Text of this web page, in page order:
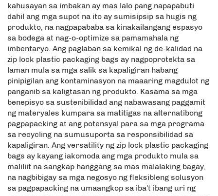
kahusayan sa imbakan ay mas lalo pang napapabuti
dahil ang mga supot na ito ay sumisipsip sa hugis ng
produkto, na nagpapababa sa kinakailangang espasyo
sa bodega at nag-o-optimize sa pamamahala ng
imbentaryo. Ang paglaban sa kemikal ng de-kalidad na
zip lock plastic packaging bags ay nagpoprotekta sa
laman mula sa mga salik sa kapaligiran habang
pinipigilan ang kontaminasyon na maaaring magdulot ng
panganib sa kaligtasan ng produkto. Kasama sa mga
benepisyo sa sustenibilidad ang nabawasang paggamit
ng materyales kumpara sa matitigas na alternatibong
pagpapacking at ang potensyal para sa mga programa
sa recycling na sumusuporta sa responsibilidad sa
kapaligiran. Ang versatility ng zip lock plastic packaging
bags ay kayang iakomoda ang mga produkto mula sa
maliliit na sangkap hanggang sa mas malalaking bagay,
na nagbibigay sa mga negosyo ng fleksibleng solusyon
sa pagpapacking na umaangkop sa iba't ibang uri ng